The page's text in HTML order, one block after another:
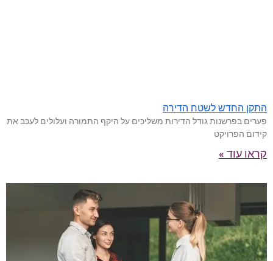
התקן החדש לשטח הדירה
פערים בפרשנות גודל הדירות משליכים על היקף התמורה ועלולים לעכב את
קידום הפרויקט
קראו עוד »